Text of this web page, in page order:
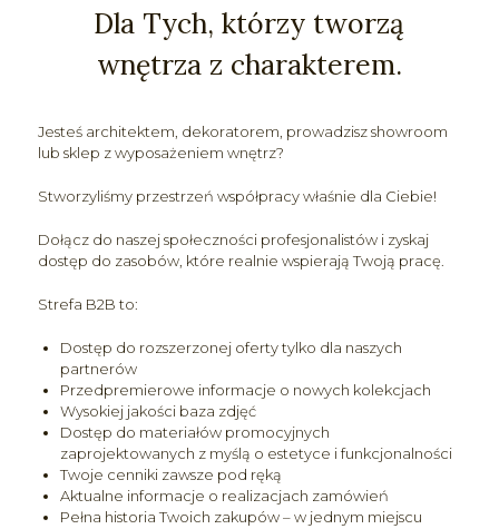
Dla Tych, którzy tworzą
wnętrza z charakterem.
Jesteś architektem, dekoratorem, prowadzisz showroom
lub sklep z wyposażeniem wnętrz?
Stworzyliśmy przestrzeń współpracy właśnie dla Ciebie!
Dołącz do naszej społeczności profesjonalistów i zyskaj
dostęp do zasobów, które realnie wspierają Twoją pracę.
Strefa B2B to:
Dostęp do rozszerzonej oferty tylko dla naszych
partnerów
Przedpremierowe informacje o nowych kolekcjach
Wysokiej jakości baza zdjęć
Dostęp do materiałów promocyjnych
zaprojektowanych z myślą o estetyce i funkcjonalności
Twoje cenniki zawsze pod ręką
Aktualne informacje o realizacjach zamówień
Pełna historia Twoich zakupów – w jednym miejscu